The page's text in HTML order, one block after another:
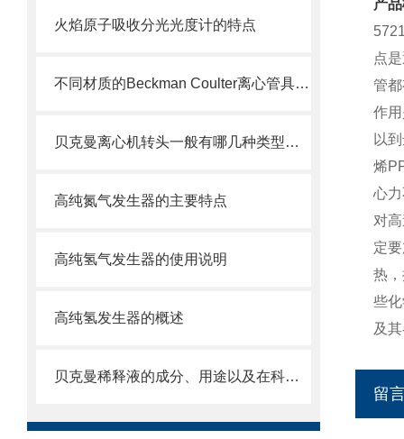
火焰原子吸收分光光度计的特点
不同材质的Beckman Coulter离心管具有不同的使用特性
贝克曼离心机转头一般有哪几种类型呢？
高纯氮气发生器的主要特点
高纯氢气发生器的使用说明
高纯氢发生器的概述
贝克曼稀释液的成分、用途以及在科学研究中的重要性
产
点
管
作
以
烯
心
对
定
热
些
及
留